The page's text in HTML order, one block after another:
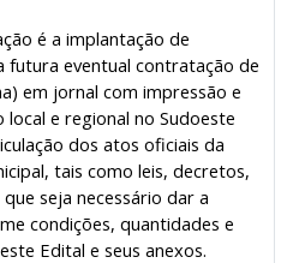
é a implantação de
futura eventual contratação de
em jornal com impressão e
e regional no Sudoeste
dos atos oficiais da
tais como leis, decretos,
seja necessário dar a
condições, quantidades e
Edital e seus anexos.